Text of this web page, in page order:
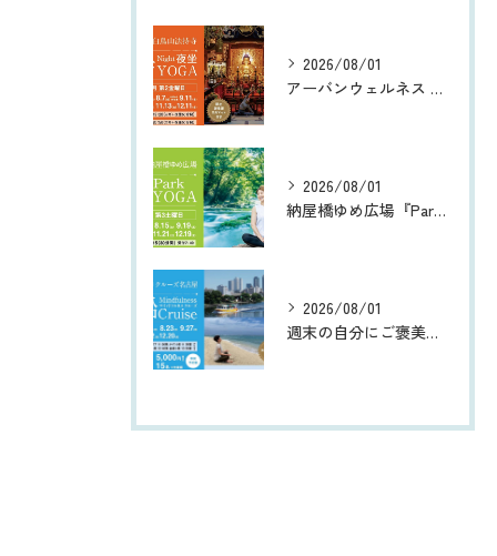
2026/08/01
アーバンウェルネス 都会のオアシス® 白鳥山法持寺 『Night夜坐 寺YOGA』
2026/08/01
納屋橋ゆめ広場『Park朝YOGA』
2026/08/01
週末の自分にご褒美を 〜五感でリフレッシュする都会のオアシス®︎ 船 | 『マインドフルネスクルーズ』 ｘ Wellness Trip